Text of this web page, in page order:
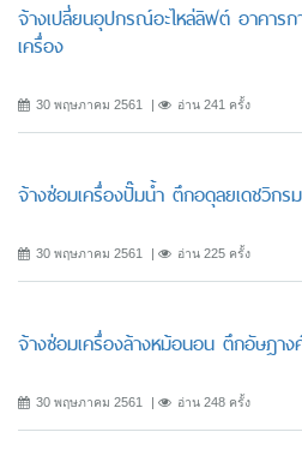
จ้างเปลี่ยนอุปกรณ์อะไหล่ลิฟต์ อาคาร
เครื่อง
30 พฤษภาคม 2561 อ่าน 241 ครั้ง
จ้างซ่อมเครื่องปั๊มน้ำ ตึกอดุลยเดชวิก
30 พฤษภาคม 2561 อ่าน 225 ครั้ง
จ้างซ่อมเครื่องล้างหม้อนอน ตึกอัษฎา
30 พฤษภาคม 2561 อ่าน 248 ครั้ง